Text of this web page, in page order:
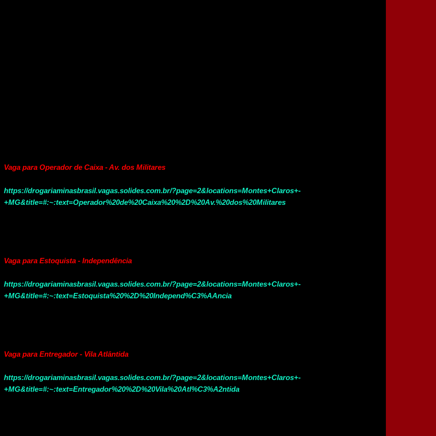
Vaga para Operador de Caixa - Av. dos Militares
https://drogariaminasbrasil.vagas.solides.com.br/?page=2&locations=Montes+Claros+-
+MG&title=#:~:text=Operador%20de%20Caixa%20%2D%20Av.%20dos%20Militares
Vaga para Estoquista - Independência
https://drogariaminasbrasil.vagas.solides.com.br/?page=2&locations=Montes+Claros+-
+MG&title=#:~:text=Estoquista%20%2D%20Independ%C3%AAncia
Vaga para Entregador - Vila Atlântida
https://drogariaminasbrasil.vagas.solides.com.br/?page=2&locations=Montes+Claros+-
+MG&title=#:~:text=Entregador%20%2D%20Vila%20Atl%C3%A2ntida